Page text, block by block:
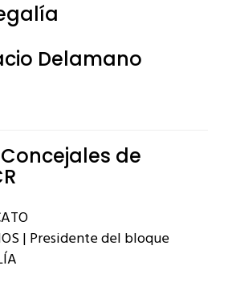
Delamano
de
| Presidente del bloque